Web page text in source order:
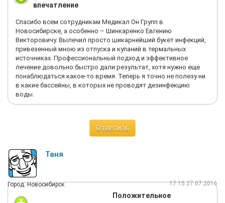
впечатление
Спасибо всем сотрудникам Медикал Он Групп в
Новосибирске, а особенно – Шинкаренко Евгению
Викторовичу. Вылечил просто шикарнейший букет инфекций,
привезенный мною из отпуска и купаний в термальных
источниках. Профессиональный подход и эффективное
лечение довольно быстро дали результат, хотя нужно еще
понаблюдаться какое-то время. Теперь я точно не полезу ни
в какие бассейны, в которых не проводят дезинфекцию
воды.
Ответить
Таня
Город: Новосибирск 17:15 27.07.2016
Положительное